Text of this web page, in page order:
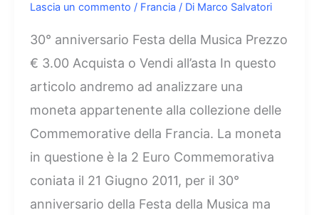
Lascia un commento / Francia / Di Marco Salvatori
30° anniversario Festa della Musica Prezzo
€ 3.00 Acquista o Vendi all’asta In questo
articolo andremo ad analizzare una
moneta appartenente alla collezione delle
Commemorative della Francia. La moneta
in questione è la 2 Euro Commemorativa
coniata il 21 Giugno 2011, per il 30°
anniversario della Festa della Musica ma